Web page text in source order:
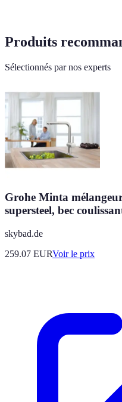
Produits
Sélectionnés par nos experts
Grohe Minta
supersteel, bec
skybad.de
259.07 EURVoir le prix